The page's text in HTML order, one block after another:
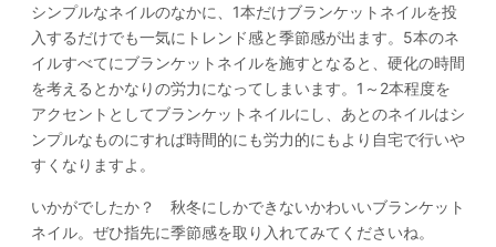
シンプルなネイルのなかに、1本だけブランケットネイルを投
入するだけでも一気にトレンド感と季節感が出ます。5本のネ
イルすべてにブランケットネイルを施すとなると、硬化の時間
を考えるとかなりの労力になってしまいます。1～2本程度を
アクセントとしてブランケットネイルにし、あとのネイルはシ
ンプルなものにすれば時間的にも労力的にもより自宅で行いや
すくなりますよ。
いかがでしたか？ 秋冬にしかできないかわいいブランケット
ネイル。ぜひ指先に季節感を取り入れてみてくださいね。